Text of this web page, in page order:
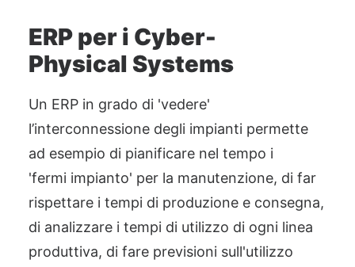
ERP per i Cyber-
Physical Systems
Un ERP in grado di 'vedere'
l’interconnessione degli impianti permette
ad esempio di pianificare nel tempo i
'fermi impianto' per la manutenzione, di far
rispettare i tempi di produzione e consegna,
di analizzare i tempi di utilizzo di ogni linea
produttiva, di fare previsioni sull'utilizzo